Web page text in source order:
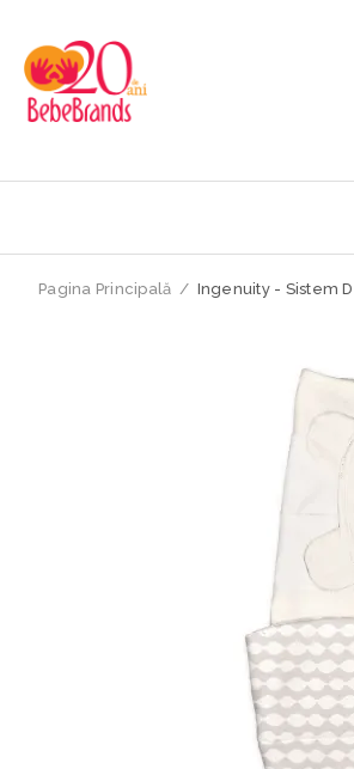
Pagina Principală / Ingenuity - Sistem